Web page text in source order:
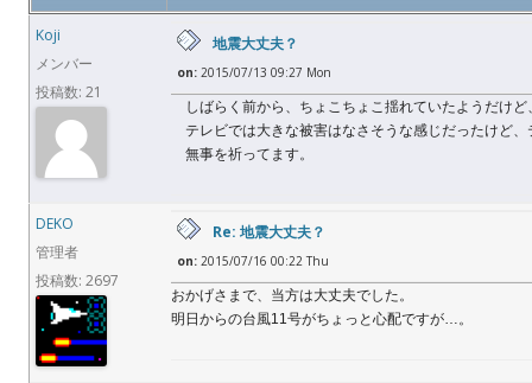
Koji
メンバー
投稿数: 21
地震大丈夫？
on: 2015/07/13 09:27 Mon
しばらく前から、ちょこちょこ揺れていたようだけ
テレビでは大きな被害はなさそうな感じだったけど
無事を祈ってます。
DEKO
管理者
投稿数: 2697
Re: 地震大丈夫？
on: 2015/07/16 00:22 Thu
おかげさまで、当方は大丈夫でした。
明日からの台風11号がちょっと心配ですが…。